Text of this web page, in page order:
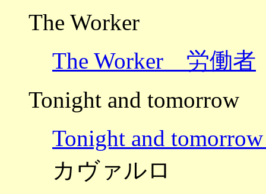
The Worker
The Worker 労働者
Tonight and tomorrow
Tonight and
カヴァルロ